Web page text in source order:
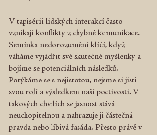
V tapisérii lidských interakcí často
vznikají konflikty z chybné komunikace.
Semínka nedorozumění klíčí, když
váháme vyjádřit své skutečné myšlenky a
bojíme se potenciálních následků.
Potýkáme se s nejistotou, nejsme si jisti
svou rolí a výsledkem naší poctivosti. V
takových chvílích se jasnost stává
neuchopitelnou a nahrazuje ji částečná
pravda nebo líbivá fasáda. Přesto právě v